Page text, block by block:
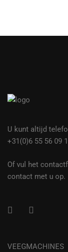
U kunt altijd
+31(0)6 55 56 09
Of vul het
contact met u op.
VEEGMACHINES